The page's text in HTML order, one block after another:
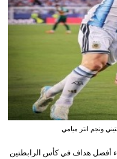
ونجم انتر ميامي
أفضل هداف في كأس الرابطتين